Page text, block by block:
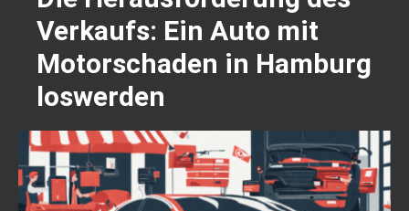
Verkaufs: Ein Auto mit
Motorschaden in Hamburg
loswerden